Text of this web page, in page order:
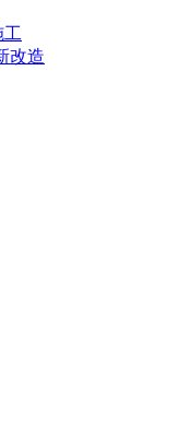
工
改造